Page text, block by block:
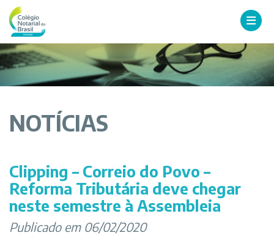
NOTÍCIAS
Clipping – Correio do Povo –
Reforma Tributária deve chegar
neste semestre à Assembleia
Publicado em 06/02/2020